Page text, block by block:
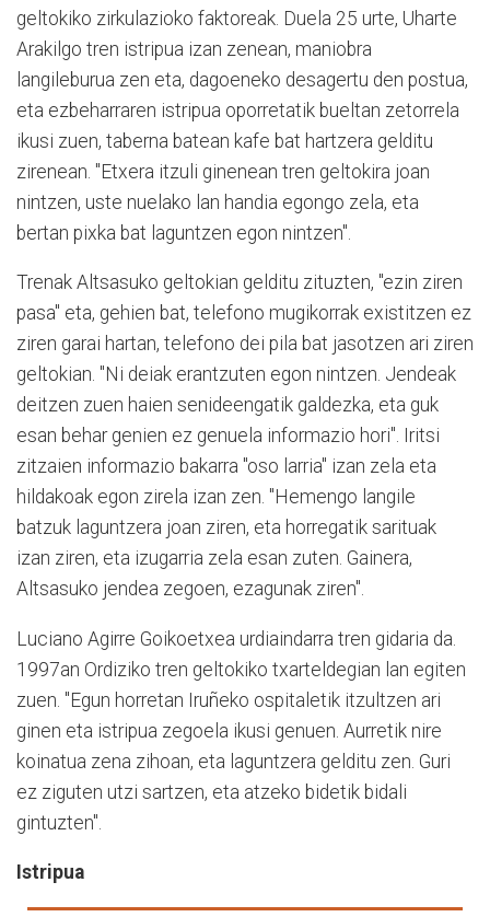
geltokiko zirkulazioko faktoreak. Duela 25 urte, Uharte
Arakilgo tren istripua izan zenean, maniobra
langileburua zen eta, dagoeneko desagertu den postua,
eta ezbeharraren istripua oporretatik bueltan zetorrela
ikusi zuen, taberna batean kafe bat hartzera gelditu
zirenean. "Etxera itzuli ginenean tren geltokira joan
nintzen, uste nuelako lan handia egongo zela, eta
bertan pixka bat laguntzen egon nintzen".
Trenak Altsasuko geltokian gelditu zituzten, "ezin ziren
pasa" eta, gehien bat, telefono mugikorrak existitzen ez
ziren garai hartan, telefono dei pila bat jasotzen ari ziren
geltokian. "Ni deiak erantzuten egon nintzen. Jendeak
deitzen zuen haien senideengatik galdezka, eta guk
esan behar genien ez genuela informazio hori". Iritsi
zitzaien informazio bakarra "oso larria" izan zela eta
hildakoak egon zirela izan zen. "Hemengo langile
batzuk laguntzera joan ziren, eta horregatik sarituak
izan ziren, eta izugarria zela esan zuten. Gainera,
Altsasuko jendea zegoen, ezagunak ziren".
Luciano Agirre Goikoetxea urdiaindarra tren gidaria da.
1997an Ordiziko tren geltokiko txarteldegian lan egiten
zuen. "Egun horretan Iruñeko ospitaletik itzultzen ari
ginen eta istripua zegoela ikusi genuen. Aurretik nire
koinatua zena zihoan, eta laguntzera gelditu zen. Guri
ez ziguten utzi sartzen, eta atzeko bidetik bidali
gintuzten".
Istripua